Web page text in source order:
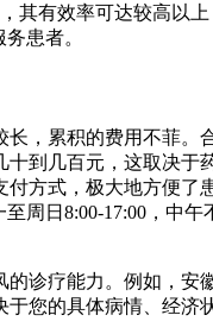
有效率可达较高以
患者。
，累积的费用不菲。
到几百元，这取决
方式，极大地方便
周日8:00-17:00，中
诊疗能力。例如，
您的具体病情、经